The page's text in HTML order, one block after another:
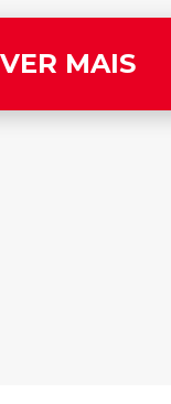
VER MAIS